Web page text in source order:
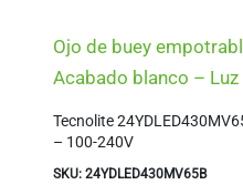
Ojo de buey
Acabado blanco – Luz
Tecnolite
– 100-240V
SKU: 24YDLED430MV65B